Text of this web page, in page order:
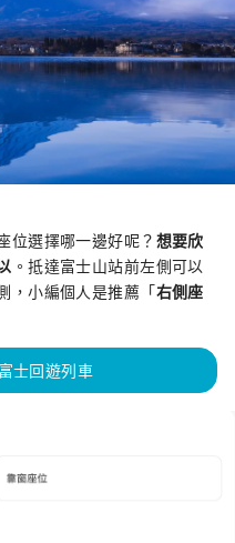
位選擇哪一邊好呢？ 想要欣
。抵達富士山站前左側可以
，小編個人是推薦「右側座
士回遊列車